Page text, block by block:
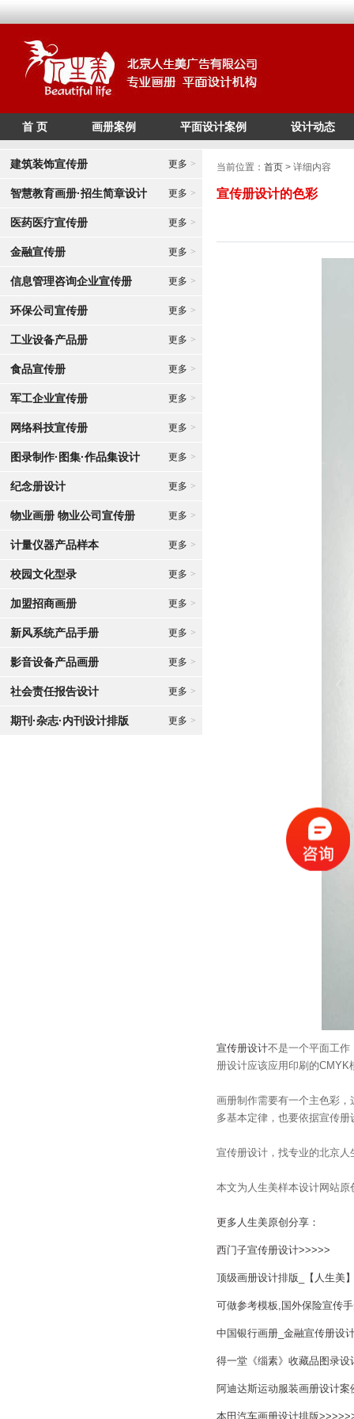
/* */
首 页 画册案例 平面设计案例 设计动态
建筑装饰宣传册 更多 >
智慧教育画册·招生简章设计 更多 >
医药医疗宣传册 更多 >
金融宣传册 更多 >
信息管理咨询企业宣传册 更多 >
环保公司宣传册 更多 >
工业设备产品册 更多 >
食品宣传册 更多 >
军工企业宣传册 更多 >
网络科技宣传册 更多 >
图录制作·图集·作品集设计 更多 >
纪念册设计 更多 >
物业画册 物业公司宣传册 更多 >
计量仪器产品样本 更多 >
校园文化型录 更多 >
加盟招商画册 更多 >
新风系统产品手册 更多 >
影音设备产品画册 更多 >
社会责任报告设计 更多 >
期刊·杂志·内刊设计排版 更多 >
当前位置： 首页 > 详细内容
宣传册设计的色彩
宣传册设计不是一个平面工作
册设计应该应用印刷的CMYK
画册制作需要有一个主色彩
多基本定律，也要依据宣传
宣传册设计，找专业的北京人
本文为人生美样本设计网站
更多人生美原创分享：
西门子宣传册设计>>>>>
顶级画册设计排版_【人生美
可做参考模板,国外保险宣传
中国银行画册_金融宣传册设
得一堂《缁素》收藏品图录
阿迪达斯运动服装画册设计案
本田汽车画册设计排版